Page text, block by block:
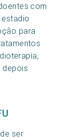
com
para
depois
ser